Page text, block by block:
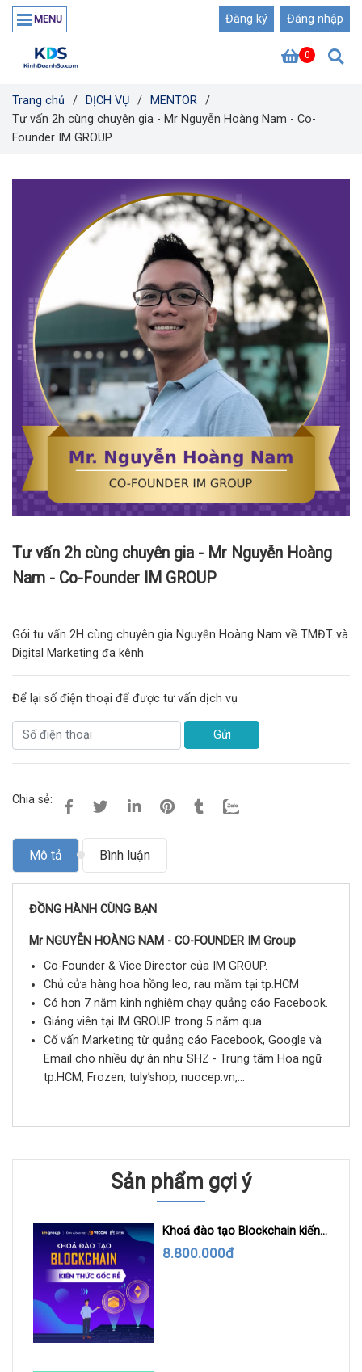
Tư vấn 2h cùng chuyên gia - Mr Nguyễn Hoàng
Nam - Co-Founder IM GROUP
Gói tư vấn 2H cùng chuyên gia Nguyễn Hoàng Nam về TMĐT và
Digital Marketing đa kênh
Để lại số điện thoại để được tư vấn dịch vụ
Gửi
Chia sẻ:
Mô tả Bình luận
ĐỒNG HÀNH CÙNG BẠN
Mr NGUYỄN HOÀNG NAM - CO-FOUNDER IM Group
Co-Founder & Vice Director của IM GROUP.
Chủ cửa hàng hoa hồng leo, rau mầm tại tp.HCM
Có hơn 7 năm kinh nghiệm chạy quảng cáo Facebook.
Giảng viên tại IM GROUP trong 5 năm qua
Cố vấn Marketing từ quảng cáo Facebook, Google và
Email cho nhiều dự án như SHZ - Trung tâm Hoa ngữ
tp.HCM, Frozen, tuly’shop, nuocep.vn,...
Sản phẩm gợi ý
Khoá đào tạo Blockchain kiến
thức gốc rễ
8.800.000đ
Trang chủ / DỊCH VỤ / MENTOR /
Tư vấn 2h cùng chuyên gia - Mr Nguyễn Hoàng Nam - Co-
Founder IM GROUP
MENU Đăng ký Đăng nhập
0